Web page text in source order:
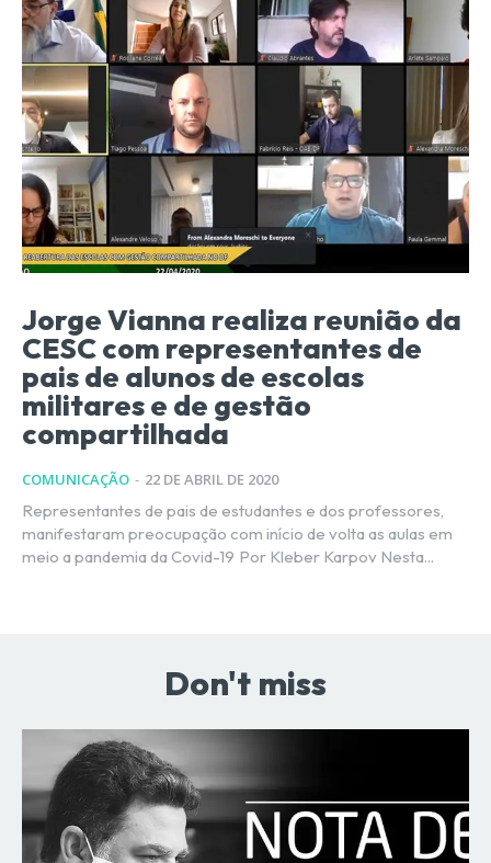
Jorge Vianna realiza reunião da
CESC com representantes de
pais de alunos de escolas
militares e de gestão
compartilhada
COMUNICAÇÃO - 22 DE ABRIL DE 2020
Representantes de pais de estudantes e dos professores,
manifestaram preocupação com início de volta as aulas em
meio a pandemia da Covid-19 Por Kleber Karpov Nesta...
Don't miss